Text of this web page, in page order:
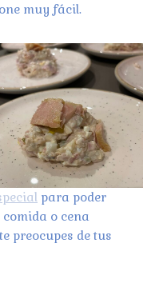
muy fácil.
para poder
o cena
preocupes de tus